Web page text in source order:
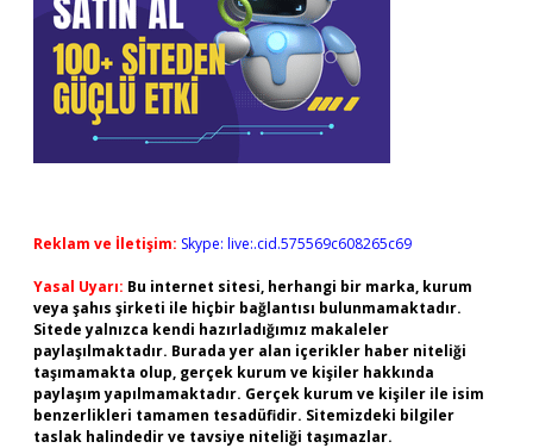
Reklam ve İletişim: Skype: live:.cid.575569c608265c69
Yasal Uyarı: Bu internet sitesi, herhangi bir marka, kurum
veya şahıs şirketi ile hiçbir bağlantısı bulunmamaktadır.
Sitede yalnızca kendi hazırladığımız makaleler
paylaşılmaktadır. Burada yer alan içerikler haber niteliği
taşımamakta olup, gerçek kurum ve kişiler hakkında
paylaşım yapılmamaktadır. Gerçek kurum ve kişiler ile isim
benzerlikleri tamamen tesadüfidir. Sitemizdeki bilgiler
taslak halindedir ve tavsiye niteliği taşımazlar.